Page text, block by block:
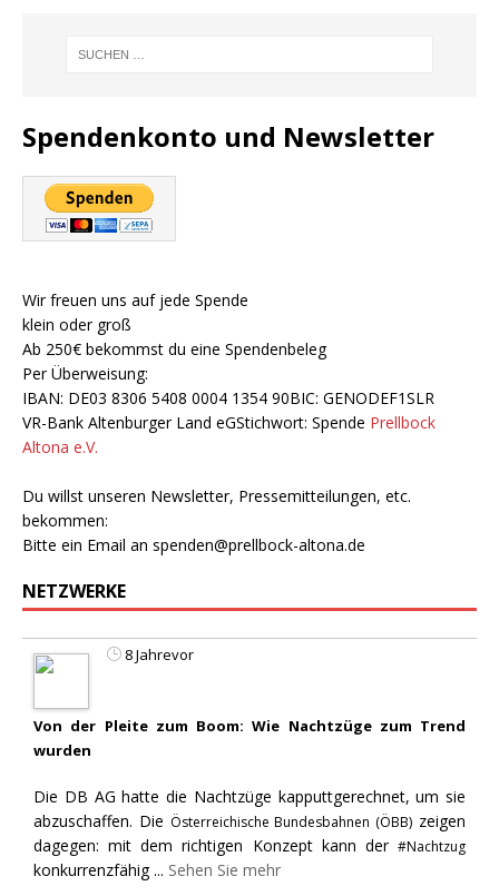
Spendenkonto und Newsletter
Wir freuen uns auf jede Spende
klein oder groß
Ab 250€ bekommst du eine Spendenbeleg
Per Überweisung:
IBAN: DE03 8306 5408 0004 1354 90BIC: GENODEF1SLR
VR-Bank Altenburger Land eGStichwort: Spende Prellbock
Altona e.V.
Du willst unseren Newsletter, Pressemitteilungen, etc.
bekommen:
Bitte ein Email an spenden@prellbock-altona.de
NETZWERKE
8 Jahrevor
Von der Pleite zum Boom: Wie Nachtzüge zum Trend
wurden
Die DB AG hatte die Nachtzüge kapputtgerechnet, um sie
abzuschaffen. Die Österreichische Bundesbahnen (ÖBB) zeigen
dagegen: mit dem richtigen Konzept kann der #Nachtzug
konkurrenzfähig ... Sehen Sie mehr